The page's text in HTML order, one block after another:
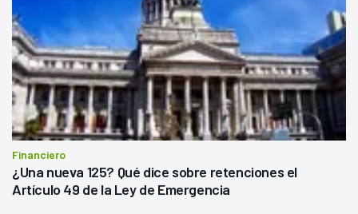
Financiero
¿Una nueva 125? Qué dice sobre retenciones el
Artículo 49 de la Ley de Emergencia